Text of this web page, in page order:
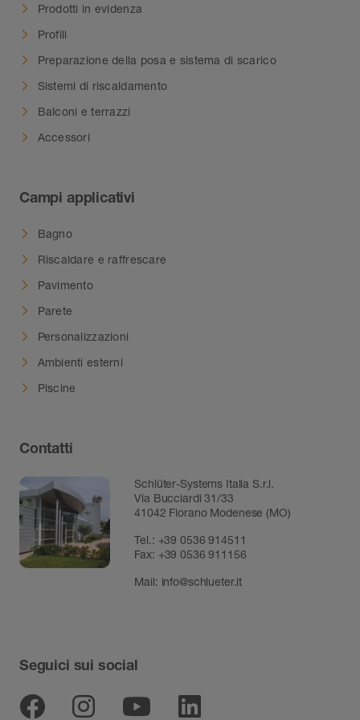
Avvertenza:in ambienti con elevata umidità la
scatola di collegamento va posizionata in modo
tale che non si crei un ristagno di acqua al suo
Prodotti in evidenza
Profili
Preparazione della posa e sistema di scarico
Sistemi di riscaldamento
Balconi e terrazzi
Accessori
Campi applicativi
Bagno
Riscaldare e raffrescare
Pavimento
Parete
Personalizzazioni
Ambienti esterni
Piscine
Contatti
Schlüter-Systems Italia S.r.l.
Via Bucciardi 31/33
41042 Fiorano Modenese (MO)
Tel.: +39 0536 914511
Fax: +39 0536 911156
Mail: info@schlueter.it
Seguici sui social
Facebook
Instagram
YoutubeLinkedin